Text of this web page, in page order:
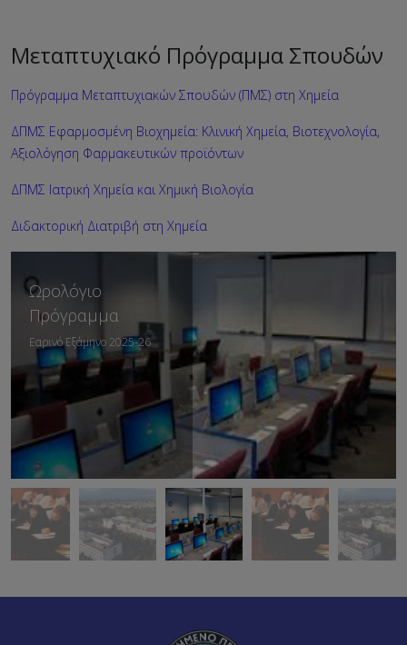
Μεταπτυχιακό Πρόγραμμα Σπουδών
Πρόγραμμα Μεταπτυχιακών Σπουδών (ΠΜΣ) στη Χημεία
ΔΠΜΣ Εφαρμοσμένη Βιοχημεία: Κλινική Χημεία, Βιοτεχνολογία,
Αξιολόγηση Φαρμακευτικών προϊόντων
ΔΠΜΣ Ιατρική Χημεία και Χημική Βιολογία
Διδακτορική Διατριβή στη Χημεία
Ωρολόγιο
Πρόγραμμα
Εαρινό Εξάμηνο 2025-26